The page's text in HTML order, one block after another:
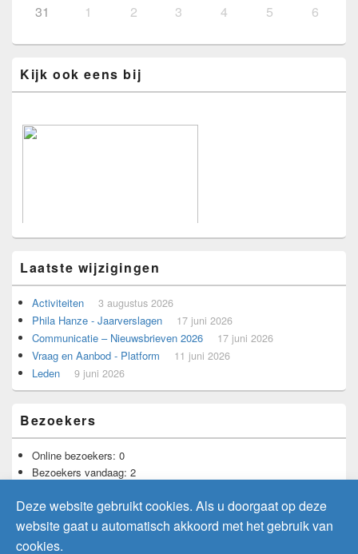
31 1 2 3 4 5 6
Kijk ook eens bij
Voorbeeld voor adverteerders.
Laatste wijzigingen
Activiteiten 3 augustus 2026
Phila Hanze - Jaarverslagen 17 juni 2026
Communicatie – Nieuwsbrieven 2026 17 juni 2026
Vraag en Aanbod - Platform 11 juni 2026
Leden 9 juni 2026
Bezoekers
Online bezoekers: 0
Bezoekers vandaag: 2
Totaal aantal bezoekers:11.730
Deze website gebruikt cookies. Als u doorgaat op deze
website gaat u automatisch akkoord met het gebruik van
cookies.